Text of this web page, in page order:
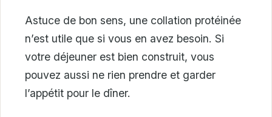
Astuce de bon sens, une collation protéinée
n’est utile que si vous en avez besoin. Si
votre déjeuner est bien construit, vous
pouvez aussi ne rien prendre et garder
l’appétit pour le dîner.